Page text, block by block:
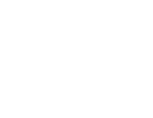
midden in de Veluwe